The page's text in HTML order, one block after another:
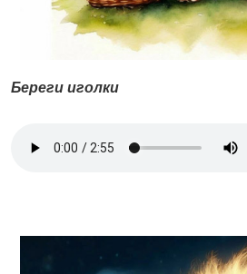
Береги иголки